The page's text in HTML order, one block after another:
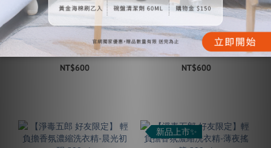
【淨毒五郎 好友限定】然
粹無香)
NT$960
NT$600
【淨毒五郎 好友限定限
定】然本｜無痕淨味體香噴
霧 (癒創木)
NT$960
NT$600
新品上市✨